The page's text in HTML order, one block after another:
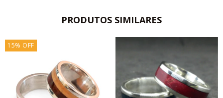
PRODUTOS SIMILARES
15% OFF